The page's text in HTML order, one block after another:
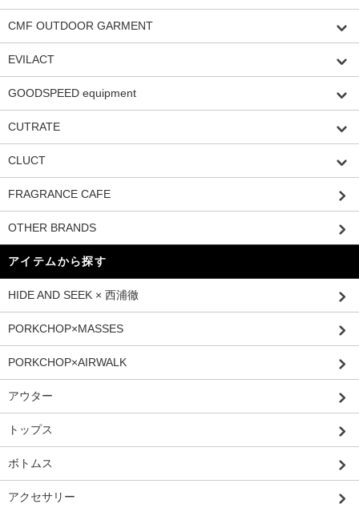
CMF OUTDOOR GARMENT
EVILACT
GOODSPEED equipment
CUTRATE
CLUCT
FRAGRANCE CAFE
OTHER BRANDS
アイテムから探す
HIDE AND SEEK × 西浦徹
PORKCHOP×MASSES
PORKCHOP×AIRWALK
アウター
トップス
ボトムス
アクセサリー